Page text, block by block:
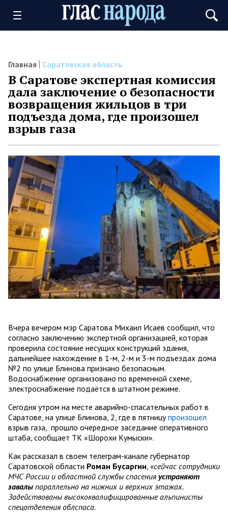
Главная Саратовская область
В Саратове экспертная комиссия
дала заключение о безопасности
возвращения жильцов в три
подъезда дома, где произошел
взрыв газа
Вчера вечером мэр Саратова Михаил Исаев сообщил, что
согласно заключению экспертной организацией, которая
проверила состояние несущих конструкций здания,
дальнейшее нахождение в 1-м, 2-м и 3-м подъездах дома
№2 по улице Блинова признано безопасным.
Водоснабжение организовано по временной схеме,
электроснабжение подаётся в штатном режиме.
Сегодня утром на месте аварийно-спасательных работ в
Саратове, на улице Блинова, 2, где в пятницупроизошел
взрыв газа, прошло очередное заседание оперативного
штаба, сообщает ТК «Шорохи Кумыски».
Как рассказал в своем телеграм-канале губернатор
Саратовской области Роман Бусаргин, «сейчас сотрудники
МЧС России и областной службы спасенияустраняют
завалы параллельно на нижних и верхних этажах.
Задействованы высококвалифицированные альпинисты
спецотделения облспаса.